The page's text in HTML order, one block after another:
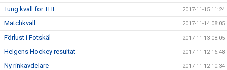
Tung kväll för THF 2017-11-15 11:24
Matchkväll 2017-11-14 08:05
Förlust i Fotskäl 2017-11-13 08:05
Helgens Hockey resultat 2017-11-12 16:48
Ny rinkavdelare 2017-11-12 10:34